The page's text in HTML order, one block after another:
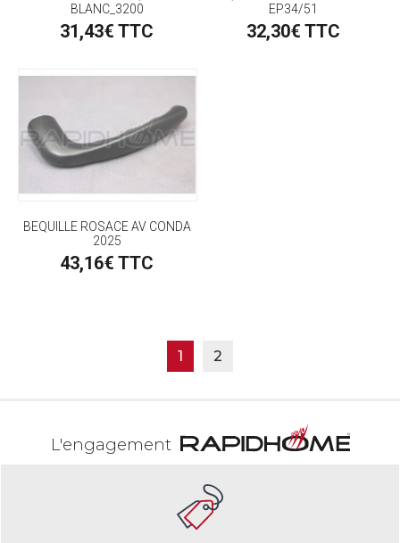
BLANC_3200
31,43€ TTC
EP34/51
32,30€ TTC
BEQUILLE ROSACE AV CONDA
2025
43,16€ TTC
1 2
L'engagement